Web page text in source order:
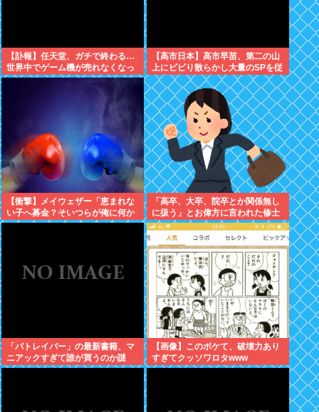
【訃報】任天堂、ガチで終わる…
世界中でゲーム機が売れなくなっ
てしまった模様
【高市日本】高市早苗、第二の山
上にビビり散らかし大量のSPを従
え演説台にも全面防弾ガラスを設
置
【衝撃】メイウェザー「恵まれな
い子へ募金？そいつらが俺に何か
してくれたのか・・・・・・？」
「高卒、大卒、院卒とか関係無し
に扱う」とお偉方に言われた修士
卒の女の子が...
「パトレイバー」の最新書籍、マ
ニアックすぎて誰が買うのか謎
【画像】このボケて、破壊力あり
すぎてクッソワロタwww